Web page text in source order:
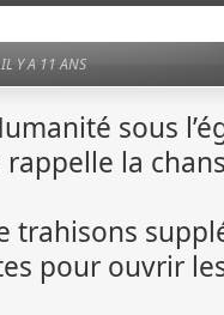
IL Y A 11 ANS
sous
la
trahisons
pour ouvrir